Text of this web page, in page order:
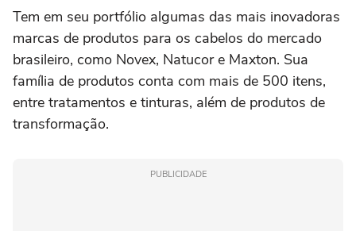
Tem em seu portfólio algumas das mais inovadoras
marcas de produtos para os cabelos do mercado
brasileiro, como Novex, Natucor e Maxton. Sua
família de produtos conta com mais de 500 itens,
entre tratamentos e tinturas, além de produtos de
transformação.
PUBLICIDADE